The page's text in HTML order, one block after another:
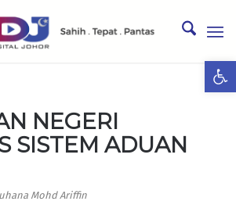
NEGERI
SISTEM ADUAN
Mohd Ariffin